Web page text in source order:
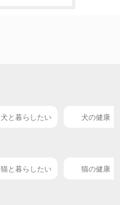
犬と暮らしたい 犬の健康
猫と暮らしたい 猫の健康